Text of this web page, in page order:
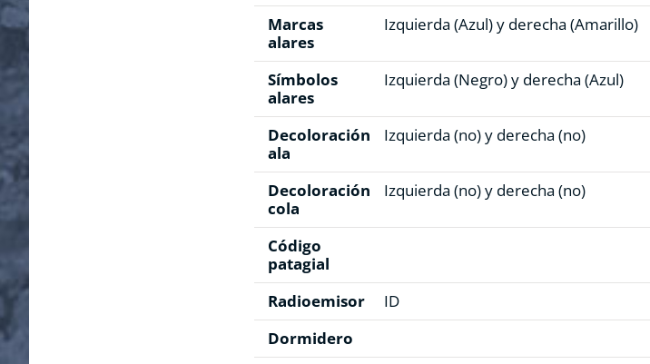
Marcas
alares
Izquierda (Azul)y derecha (Amarillo)
Símbolos
alares
Izquierda (Negro)y derecha (Azul)
Decoloración
ala
Izquierda (no)y derecha (no)
Decoloración
cola
Izquierda (no)y derecha (no)
Código
patagial
Radioemisor
ID
Dormidero